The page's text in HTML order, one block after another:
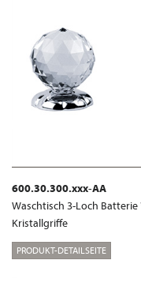
600.30.300.xxx-AA
Waschtisch 3-Loch Batterie
Kristallgriffe
PRODUKT-DETAILSEITE